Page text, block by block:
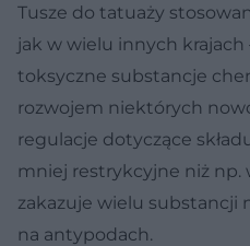
Tusze do tatuaży
jak w wielu innych krajach
toksyczne substancje
rozwojem niektórych
regulacje dotyczące
mniej restrykcyjne niż np.
zakazuje wielu substancji
na antypodach.